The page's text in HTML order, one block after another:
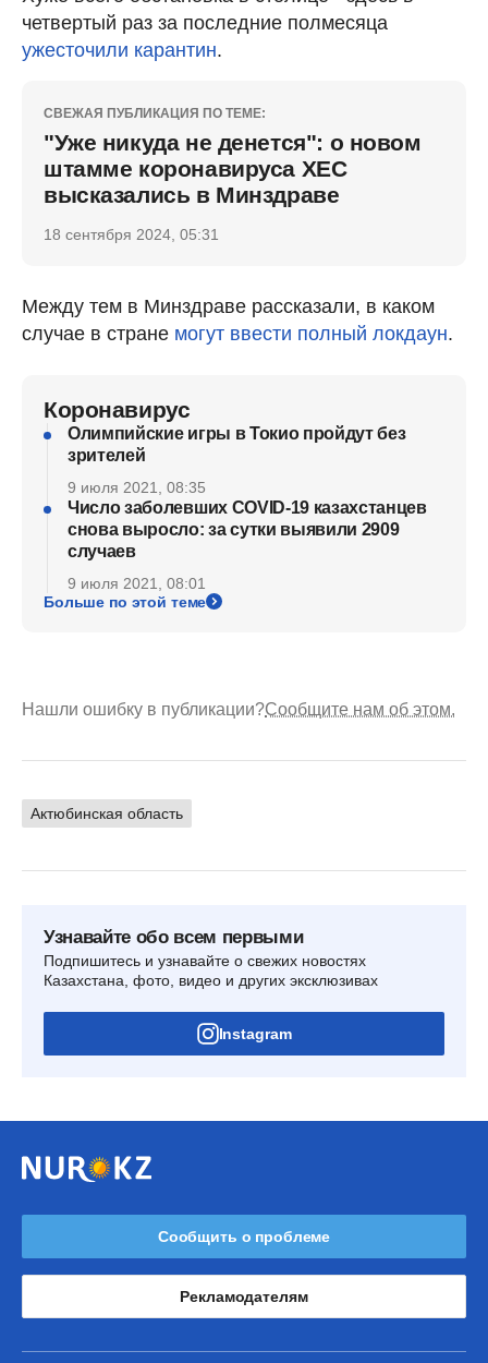
четвертый раз за последние полмесяца
ужесточили карантин.
СВЕЖАЯ ПУБЛИКАЦИЯ ПО ТЕМЕ:
"Уже никуда не денется": о новом
штамме коронавируса ХЕС
высказались в Минздраве
18 сентября 2024, 05:31
Между тем в Минздраве рассказали, в каком
случае в стране могут ввести полный локдаун.
Коронавирус
Олимпийские игры в Токио пройдут без
зрителей
9 июля 2021, 08:35
Число заболевших COVID-19 казахстанцев
снова выросло: за сутки выявили 2909
случаев
9 июля 2021, 08:01
Больше по этой теме
Нашли ошибку в публикации?Сообщите нам об этом.
Актюбинская область
Узнавайте обо всем первыми
Подпишитесь и узнавайте о свежих новостях
Казахстана, фото, видео и других эксклюзивах
Instagram
Сообщить о проблеме
Рекламодателям